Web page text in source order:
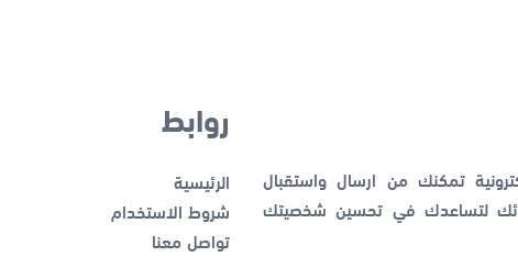
تمكنك من ارسال واستقبال
لتساعدك في تحسين شخصيتك
روابط
الرئيسية
شروط الاستخدام
تواصل معنا